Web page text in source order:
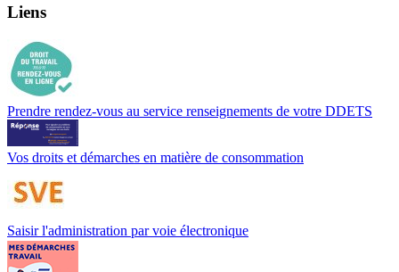
Liens
Prendre rendez-vous au service renseignements de votre DDETS
Vos droits et démarches en matière de consommation
Saisir l'administration par voie électronique